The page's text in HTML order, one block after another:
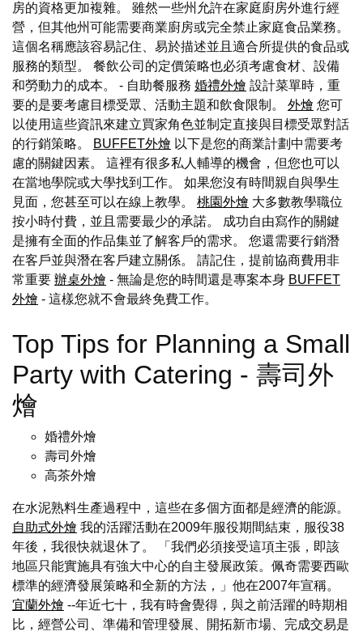
房的資格更加複雜。 雖然一些州允許在家庭廚房外進行經
營，但其他州可能需要商業廚房或完全禁止家庭食品業務。
這個名稱應該容易記住、易於描述並且適合所提供的食品或
服務的類型。 餐飲公司的定價策略也必須考慮食材、設備
和勞動力的成本。 - 自助餐服務 婚禮外燴 設計菜單時，重
要的是要考慮目標受眾、活動主題和飲食限制。 外燴 您可
以使用這些資訊來建立買家角色並制定直接與目標受眾對話
的行銷策略。
BUFFET外燴 以下是您的商業計劃中需要考
慮的關鍵因素。 這裡有很多私人輔導的機會，但您也可以
在當地學院或大學找到工作。 如果您沒有時間親自與學生
見面，您甚至可以在線上教學。 桃園外燴 大多數教學職位
按小時付費，並且需要最少的承諾。 成功自由寫作的關鍵
是擁有全面的作品集並了解客戶的需求。 您還需要行銷潛
在客戶並與潛在客戶建立關係。 請記住，提前協商費用非
常重要 辦桌外燴 - 無論是您的時間還是專案本身 BUFFET
外燴 - 這樣您就不會最終免費工作。
Top Tips for Planning a Small
Party with Catering - 壽司外
燴
婚禮外燴
壽司外燴
高茶外燴
在水泥熟料生產過程中，這些在多個方面都是經濟的能源。
自助式外燴 我的活躍活動在2009年服役期間結束，服役38
年後，我很快就退休了。 「我們必須接受這項主張，即該
地區只能實施具有強大中心的自主發展政策。佩奇需要西歐
標準的經濟發展策略和全新的方法，」他在2007年宣稱。
宜蘭外燴 --年近七十，我有時會覺得，與之前活躍的時期相
比，經營公司、準備和管理發展、開拓新市場、完成交易是